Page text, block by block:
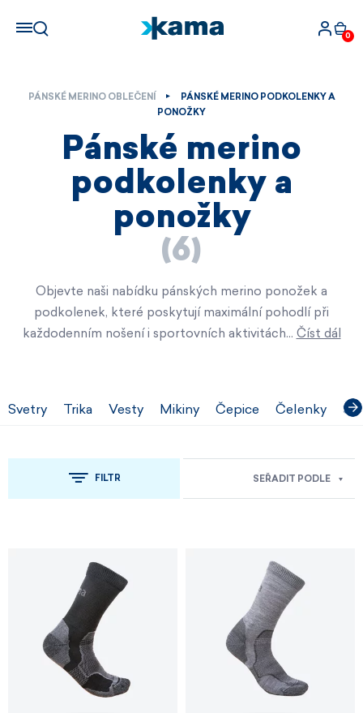
0
PÁNSKÉ MERINO OBLEČENÍ
PÁNSKÉ MERINO PODKOLENKY A
PONOŽKY
Pánské merino
podkolenky a
ponožky
(6)
Objevte naši nabídku pánských merino ponožek a
podkolenek, které poskytují maximální pohodlí při
každodenním nošení i sportovních aktivitách… Číst dál
Svetry Trika Vesty Mikiny Čepice Čelenky
FILTR SEŘADIT PODLE